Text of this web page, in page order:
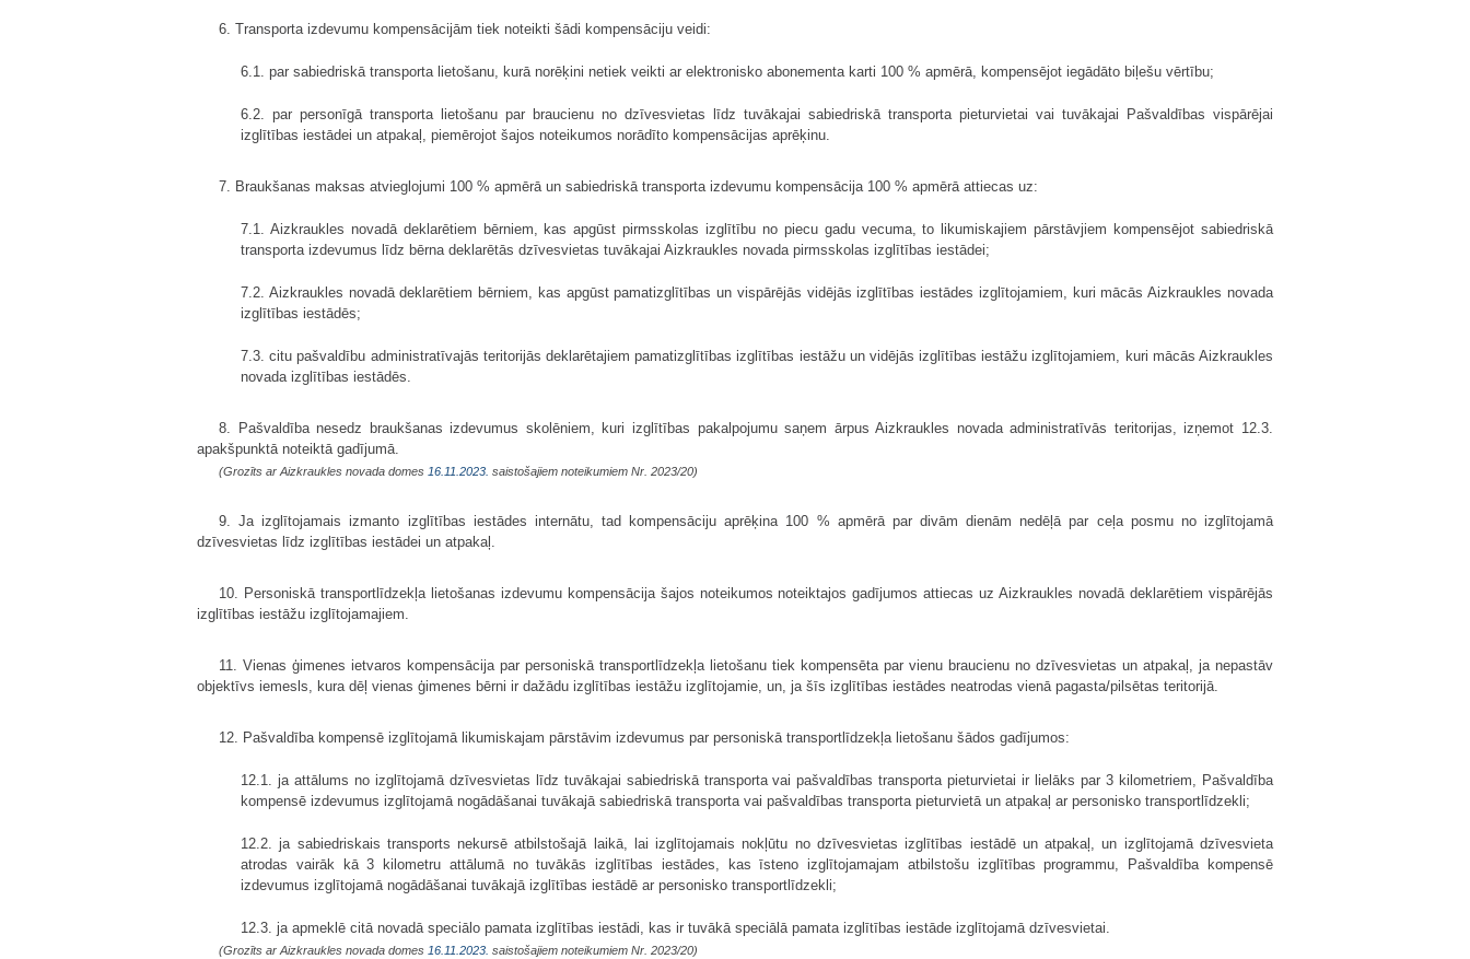
6. Transporta izdevumu kompensācijām tiek noteikti šādi kompensāciju veidi:
6.1. par sabiedriskā transporta lietošanu, kurā norēķini netiek veikti ar elektronisko abonementa karti 100 % apmērā, kompensējot iegādāto biļešu vērtību;
6.2. par personīgā transporta lietošanu par braucienu no dzīvesvietas līdz tuvākajai sabiedriskā transporta pieturvietai vai tuvākajai Pašvaldības vispārējai
izglītības iestādei un atpakaļ, piemērojot šajos noteikumos norādīto kompensācijas aprēķinu.
7. Braukšanas maksas atvieglojumi 100 % apmērā un sabiedriskā transporta izdevumu kompensācija 100 % apmērā attiecas uz:
7.1. Aizkraukles novadā deklarētiem bērniem, kas apgūst pirmsskolas izglītību no piecu gadu vecuma, to likumiskajiem pārstāvjiem kompensējot sabiedriskā
transporta izdevumus līdz bērna deklarētās dzīvesvietas tuvākajai Aizkraukles novada pirmsskolas izglītības iestādei;
7.2. Aizkraukles novadā deklarētiem bērniem, kas apgūst pamatizglītības un vispārējās vidējās izglītības iestādes izglītojamiem, kuri mācās Aizkraukles novada
izglītības iestādēs;
7.3. citu pašvaldību administratīvajās teritorijās deklarētajiem pamatizglītības izglītības iestāžu un vidējās izglītības iestāžu izglītojamiem, kuri mācās Aizkraukles
novada izglītības iestādēs.
8. Pašvaldība nesedz braukšanas izdevumus skolēniem, kuri izglītības pakalpojumu saņem ārpus Aizkraukles novada administratīvās teritorijas, izņemot 12.3.
apakšpunktā noteiktā gadījumā.
(Grozīts ar Aizkraukles novada domes 16.11.2023. saistošajiem noteikumiem Nr. 2023/20)
9. Ja izglītojamais izmanto izglītības iestādes internātu, tad kompensāciju aprēķina 100 % apmērā par divām dienām nedēļā par ceļa posmu no izglītojamā
dzīvesvietas līdz izglītības iestādei un atpakaļ.
10. Personiskā transportlīdzekļa lietošanas izdevumu kompensācija šajos noteikumos noteiktajos gadījumos attiecas uz Aizkraukles novadā deklarētiem vispārējās
izglītības iestāžu izglītojamajiem.
11. Vienas ģimenes ietvaros kompensācija par personiskā transportlīdzekļa lietošanu tiek kompensēta par vienu braucienu no dzīvesvietas un atpakaļ, ja nepastāv
objektīvs iemesls, kura dēļ vienas ģimenes bērni ir dažādu izglītības iestāžu izglītojamie, un, ja šīs izglītības iestādes neatrodas vienā pagasta/pilsētas teritorijā.
12. Pašvaldība kompensē izglītojamā likumiskajam pārstāvim izdevumus par personiskā transportlīdzekļa lietošanu šādos gadījumos:
12.1. ja attālums no izglītojamā dzīvesvietas līdz tuvākajai sabiedriskā transporta vai pašvaldības transporta pieturvietai ir lielāks par 3 kilometriem, Pašvaldība
kompensē izdevumus izglītojamā nogādāšanai tuvākajā sabiedriskā transporta vai pašvaldības transporta pieturvietā un atpakaļ ar personisko transportlīdzekli;
12.2. ja sabiedriskais transports nekursē atbilstošajā laikā, lai izglītojamais nokļūtu no dzīvesvietas izglītības iestādē un atpakaļ, un izglītojamā dzīvesvieta
atrodas vairāk kā 3 kilometru attālumā no tuvākās izglītības iestādes, kas īsteno izglītojamajam atbilstošu izglītības programmu, Pašvaldība kompensē
izdevumus izglītojamā nogādāšanai tuvākajā izglītības iestādē ar personisko transportlīdzekli;
12.3. ja apmeklē citā novadā speciālo pamata izglītības iestādi, kas ir tuvākā speciālā pamata izglītības iestāde izglītojamā dzīvesvietai.
(Grozīts ar Aizkraukles novada domes 16.11.2023. saistošajiem noteikumiem Nr. 2023/20)